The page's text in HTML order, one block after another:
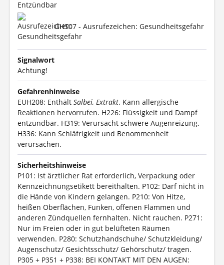
GHS07 - Ausrufezeichen: Gesundheitsgefahr
Signalwort
Achtung!
Gefahrenhinweise
EUH208: Enthält Salbei, Extrakt. Kann allergische
Reaktionen hervorrufen. H226: Flüssigkeit und Dampf
entzündbar. H319: Verursacht schwere Augenreizung.
H336: Kann Schläfrigkeit und Benommenheit
verursachen.
Sicherheitshinweise
P101: Ist ärztlicher Rat erforderlich, Verpackung oder
Kennzeichnungsetikett bereithalten. P102: Darf nicht in
die Hände von Kindern gelangen. P210: Von Hitze,
heißen Oberflächen, Funken, offenen Flammen und
anderen Zündquellen fernhalten. Nicht rauchen. P271:
Nur im Freien oder in gut belüfteten Räumen
verwenden. P280: Schutzhandschuhe/ Schutzkleidung/
Augenschutz/ Gesichtsschutz/ Gehörschutz/ tragen.
P305 + P351 + P338: BEI KONTAKT MIT DEN AUGEN: